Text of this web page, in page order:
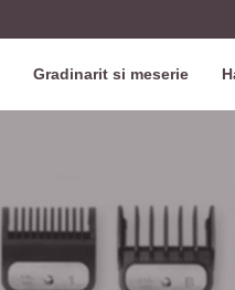
Gradinarit si meserie